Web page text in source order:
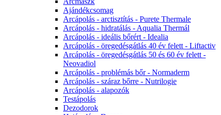
Ajándékcsomag
Arcápolás - arctisztítás - Purete Thermale
Arcápolás - hidratálás - Aqualia Thermál
Arcápolás - ideális bőrért - Idealia
Arcápolás - öregedésgátlás 40 év felett - Liftactiv
Arcápolás - öregedésgátlás 50 és 60 év felett -
Neovadiol
Arcápolás - problémás bőr - Normaderm
Arcápolás - száraz bőrre - Nutrilogie
Arcápolás - alapozók
Testápolás
Dezodorok